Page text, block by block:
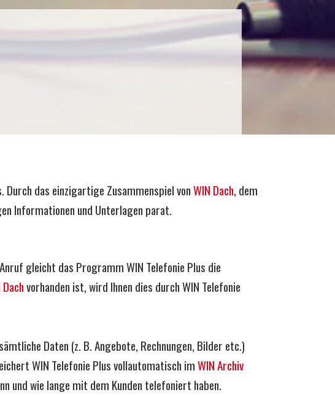
das einzigartige Zusammenspiel vonWIN Dach, dem
Informationen und Unterlagen parat.
gleicht das Programm WIN Telefonie Plus die
vorhanden ist, wird Ihnen dies durch WIN Telefonie
Daten (z. B. Angebote, Rechnungen, Bilder etc.)
WIN Telefonie Plus vollautomatisch imWIN Archiv
und wie lange mit dem Kunden telefoniert haben.